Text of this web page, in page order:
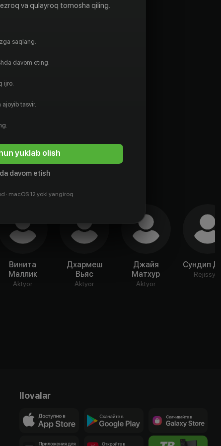
Винита
Маллик
Aktyor
Дхармеш
Вьяс
Aktyor
Джайя
Матхур
Aktyor
Сундип
Rejissyor
Ilovalar
va qulayroq tomosha qiling.
saqlang.
davom eting.
ijro.
tasvir.
yuklab olish
davom etish
· macOS 12 yoki yangiroq